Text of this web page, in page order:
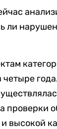
ли
проверки
высокой